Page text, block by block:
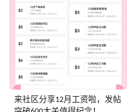
来社区分享12月工资啦，发帖